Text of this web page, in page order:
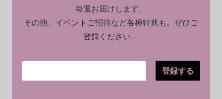
2026.02.24
毎週お届けします。
その他、イベントご招待など各種特典も。ぜひご
登録ください。
登録する